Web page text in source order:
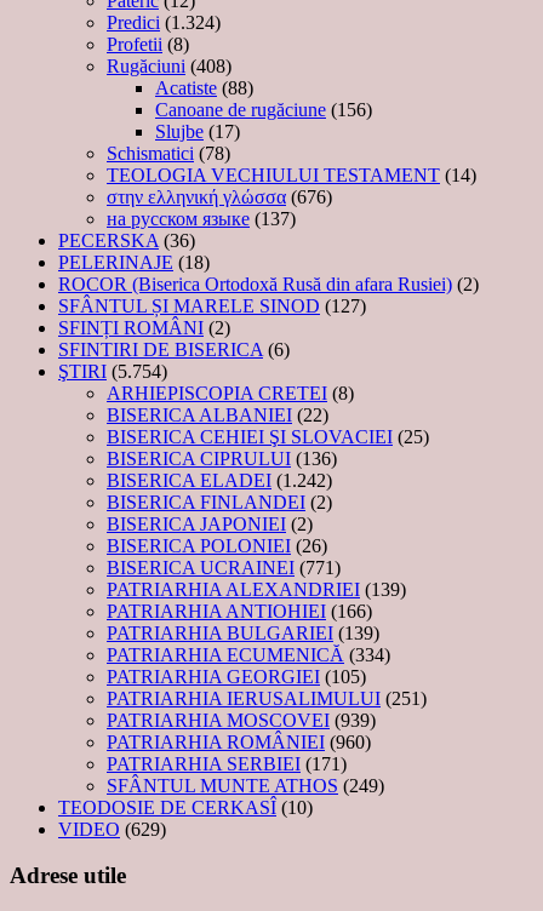
Predici (1.324)
Profetii (8)
Rugăciuni (408)
Acatiste (88)
Canoane de rugăciune (156)
Slujbe (17)
Schismatici (78)
TEOLOGIA VECHIULUI TESTAMENT (14)
στην ελληνική γλώσσα (676)
на русском языке (137)
PECERSKA (36)
PELERINAJE (18)
ROCOR (Biserica Ortodoxă Rusă din afara Rusiei) (2)
SFÂNTUL ȘI MARELE SINOD (127)
SFINȚI ROMÂNI (2)
SFINTIRI DE BISERICA (6)
ŞTIRI (5.754)
ARHIEPISCOPIA CRETEI (8)
BISERICA ALBANIEI (22)
BISERICA CEHIEI ŞI SLOVACIEI (25)
BISERICA CIPRULUI (136)
BISERICA ELADEI (1.242)
BISERICA FINLANDEI (2)
BISERICA JAPONIEI (2)
BISERICA POLONIEI (26)
BISERICA UCRAINEI (771)
PATRIARHIA ALEXANDRIEI (139)
PATRIARHIA ANTIOHIEI (166)
PATRIARHIA BULGARIEI (139)
PATRIARHIA ECUMENICĂ (334)
PATRIARHIA GEORGIEI (105)
PATRIARHIA IERUSALIMULUI (251)
PATRIARHIA MOSCOVEI (939)
PATRIARHIA ROMÂNIEI (960)
PATRIARHIA SERBIEI (171)
SFÂNTUL MUNTE ATHOS (249)
TEODOSIE DE CERKASÎ (10)
VIDEO (629)
Adrese utile